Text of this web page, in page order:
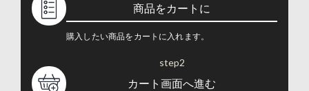
商品をカートに
購入したい商品をカートに入れます。
step2
カート画面へ進む